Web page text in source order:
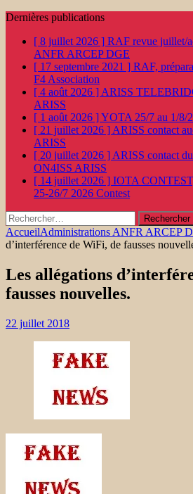
Dernières publications
[ 8 juillet 2026 ] RAF revue juillet/
ANFR ARCEP DGE
[ 17 septembre 2021 ] RAF,
F4 Association
[ 4 août 2026 ] ARISS
ARISS
[ 1 août 2026 ]YOTA 25/7 au 1/8/
[ 21 juillet 2026 ] ARISS contact
ARISS
[ 20 juillet 2026 ] ARISS contact
ON4ISS ARISS
[ 14 juillet 2026 ] IOTA
25-26/7 2026 Contest
Rechercher :
AccueilAdministrations ANFR ARCEP
d’interférence de WiFi, de fausses
Les allégations
fausses nouvelles.
22 juillet 2018